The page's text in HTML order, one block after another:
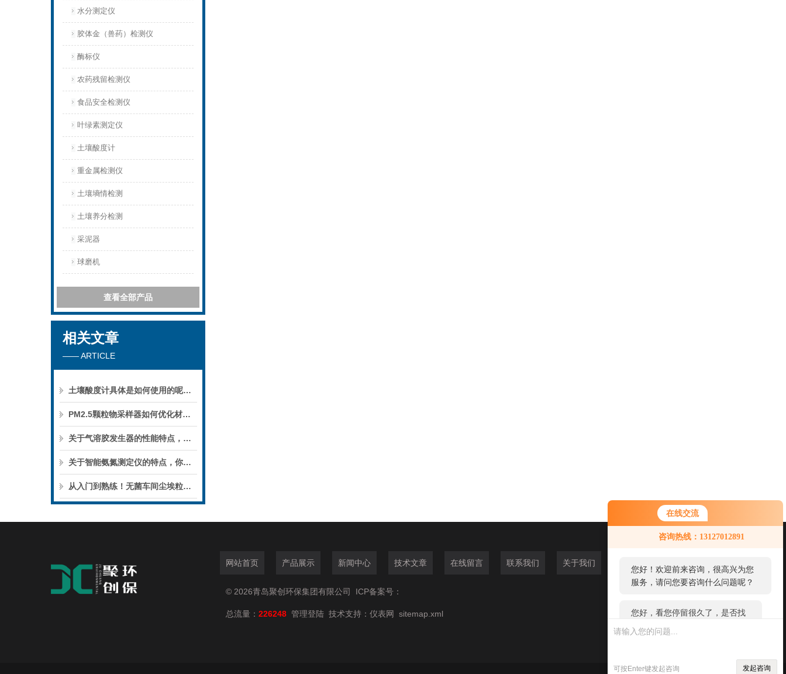
在线交流
咨询热线：13127012891
您好！欢迎前来咨询，很高兴为您
服务，请问您要咨询什么问题呢？
您好，看您停留很久了，是否找到
了需求产品，您可以直接在线与我
可按Enter键发起咨询 发起咨询
水分测定仪
胶体金（兽药）检测仪
酶标仪
农药残留检测仪
食品安全检测仪
叶绿素测定仪
土壤酸度计
重金属检测仪
土壤墒情检测
土壤养分检测
采泥器
球磨机
查看全部产品
相关文章
—— ARTICLE
土壤酸度计具体是如何使用的呢？瞧这里
PM2.5颗粒物采样器如何优化材质以减少颗粒物沉积偏差？
关于气溶胶发生器的性能特点，不妨看看下文！
关于智能氨氮测定仪的特点，你有什么想了解的呢？
从入门到熟练！无菌车间尘埃粒子计数器，操作步骤全梳理
网站首页 产品展示 新闻中心 技术文章 在线留言 联系我们 关于我们
© 2026青岛聚创环保集团有限公司 ICP备案号：
总流量： 226248 管理登陆 技术支持： 仪表网 sitemap.xml